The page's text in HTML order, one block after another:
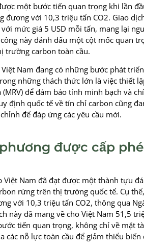
một bước tiến quan trọng khi lần
đương với 10,3 triệu tấn CO2. Giao
mức giá 5 USD mỗi tấn, mang lại
này đánh dấu một cột mốc quan
trường carbon toàn cầu.
Nam đang có những bước phát
những thách thức lớn là việc thiết
để đảm bảo tính minh bạch và
định quốc tế về tín chỉ carbon cũng
để đáp ứng các yêu cầu mới.
được cấp
Nam đã đạt được một thành tựu
rừng trên thị trường quốc tế. Cụ
với 10,3 triệu tấn CO2, thông qua
này đã mang về cho Việt Nam 51,5
tiến quan trọng, không chỉ về mặt
các nỗ lực toàn cầu để giảm thiểu biến